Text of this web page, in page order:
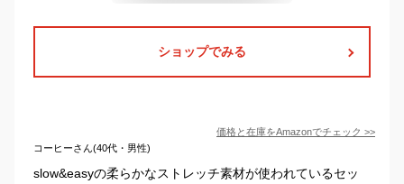
ショップでみる
価格と在庫をAmazonでチェック >>
コーヒーさん(40代・男性)
slow&easyの柔らかなストレッチ素材が使われているセッ